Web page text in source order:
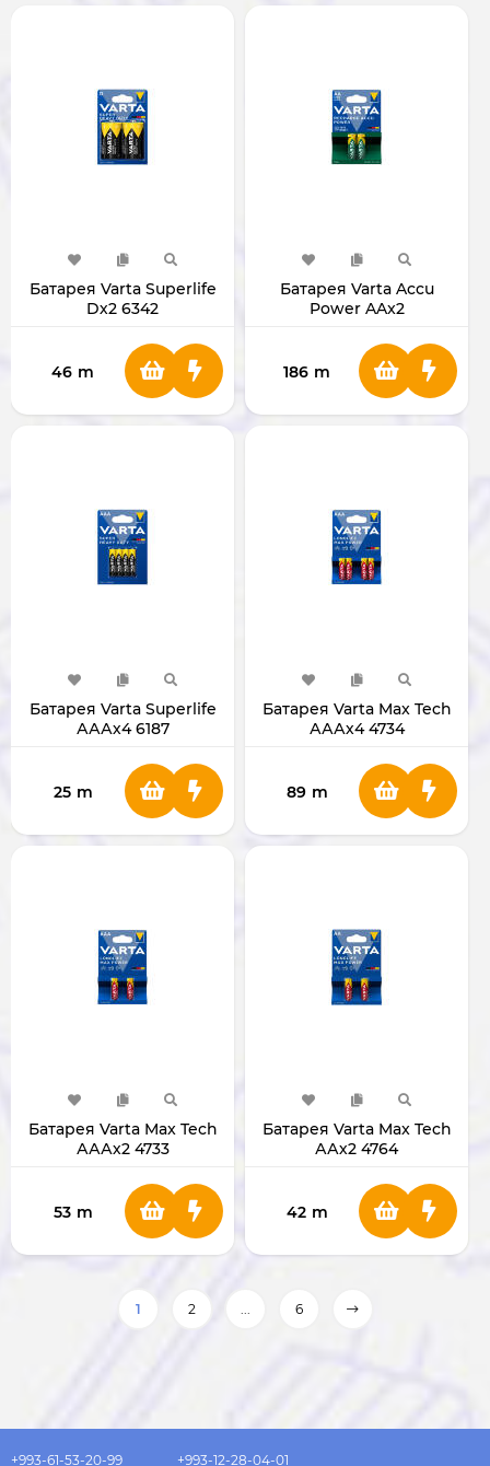
Батарея Varta Superlife
Dх2 6342
46 m
Батарея Varta Accu
Power AAx2
186 m
Батарея Varta Superlife
АААх4 6187
25 m
Батарея Varta Max Tech
АААх4 4734
89 m
Батарея Varta Max Tech
АААх2 4733
53 m
Батарея Varta Max Tech
ААх2 4764
42 m
1 2 ... 6
+993-61-53-20-99 +993-12-28-04-01